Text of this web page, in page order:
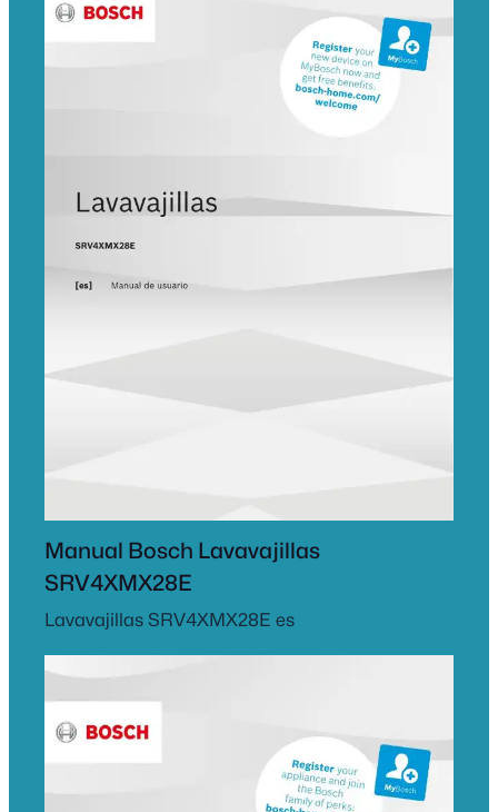
Manual Bosch Lavavajillas
SRV4XMX28E
Lavavajillas SRV4XMX28E es